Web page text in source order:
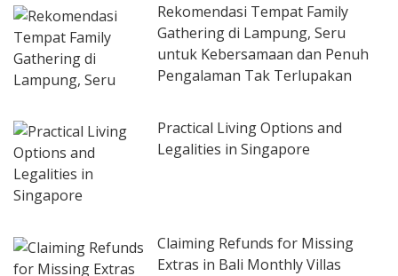
Rekomendasi Tempat Family
Gathering di Lampung, Seru
untuk Kebersamaan dan Penuh
Pengalaman Tak Terlupakan
Practical Living Options and
Legalities in Singapore
Claiming Refunds for Missing
Extras in Bali Monthly Villas